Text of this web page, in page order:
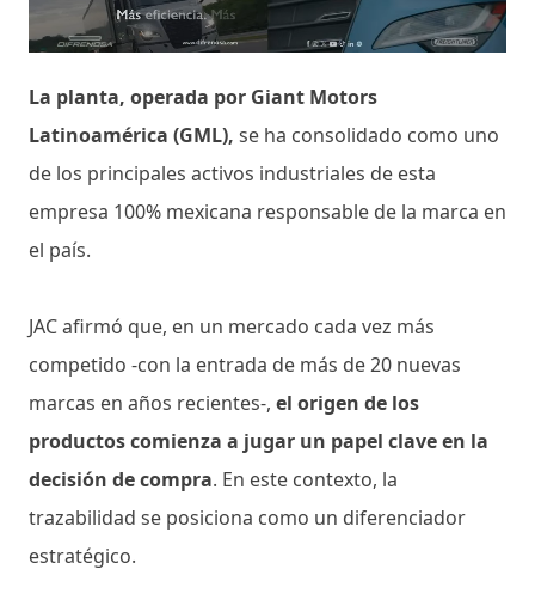
La planta, operada por Giant Motors
Latinoamérica (GML), se ha consolidado como uno
de los principales activos industriales de esta
empresa 100% mexicana responsable de la marca en
el país.
JAC afirmó que, en un mercado cada vez más
competido -con la entrada de más de 20 nuevas
marcas en años recientes-, el origen de los
productos comienza a jugar un papel clave en la
decisión de compra. En este contexto, la
trazabilidad se posiciona como un diferenciador
estratégico.